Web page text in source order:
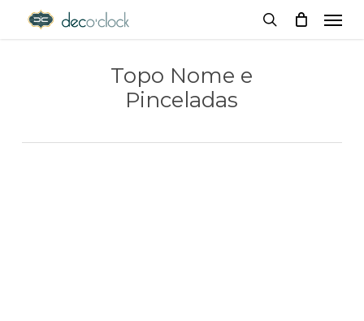
decoclock.pt Menu
Topo Nome e
Pinceladas